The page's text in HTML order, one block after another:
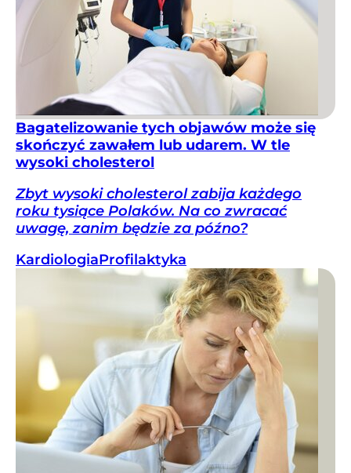
Bagatelizowanie tych objawów może się
skończyć zawałem lub udarem. W tle
wysoki cholesterol
Zbyt wysoki cholesterol zabija każdego
roku tysiące Polaków. Na co zwracać
uwagę, zanim będzie za późno?
KardiologiaProfilaktyka